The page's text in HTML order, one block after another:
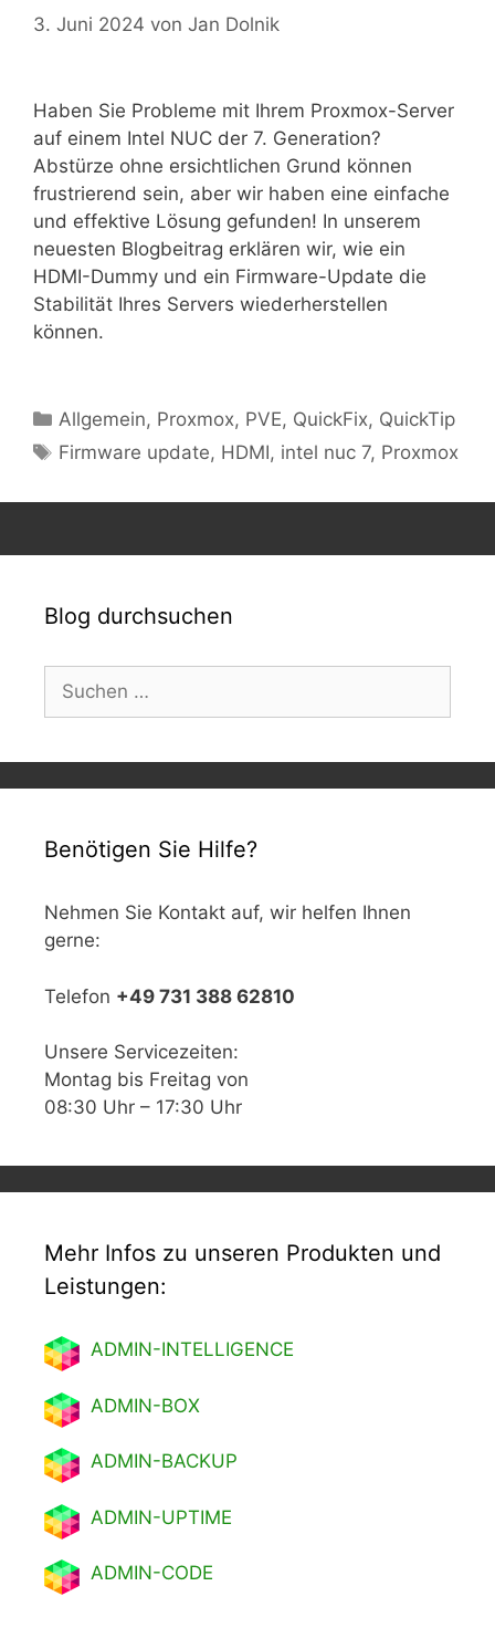
3. Juni 2024 von Jan Dolnik
Haben Sie Probleme mit Ihrem Proxmox-Server
auf einem Intel NUC der 7. Generation?
Abstürze ohne ersichtlichen Grund können
frustrierend sein, aber wir haben eine einfache
und effektive Lösung gefunden! In unserem
neuesten Blogbeitrag erklären wir, wie ein
HDMI-Dummy und ein Firmware-Update die
Stabilität Ihres Servers wiederherstellen
können.
Kategorien
Allgemein, Proxmox, PVE, QuickFix, QuickTip
Schlagwörter
Firmware update, HDMI, intel nuc 7, Proxmox
Blog durchsuchen
Suchen
nach:
Benötigen Sie Hilfe?
Nehmen Sie Kontakt auf, wir helfen Ihnen
gerne:
Telefon +49 731 388 62810
Unsere Servicezeiten:
Montag bis Freitag von
08:30 Uhr – 17:30 Uhr
Mehr Infos zu unseren Produkten und
Leistungen:
ADMIN-INTELLIGENCE
ADMIN-BOX
ADMIN-BACKUP
ADMIN-UPTIME
ADMIN-CODE